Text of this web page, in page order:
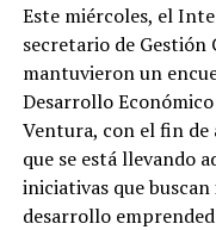
Este miércoles, el
secretario de Gestión
mantuvieron un
Desarrollo
Ventura, con el fin
que se está llevando
iniciativas que
desarrollo